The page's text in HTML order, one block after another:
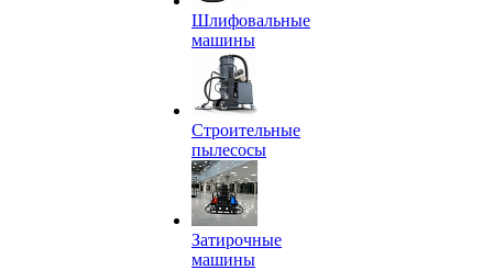
Шлифовальные
машины
Строительные
пылесосы
Затирочные
машины